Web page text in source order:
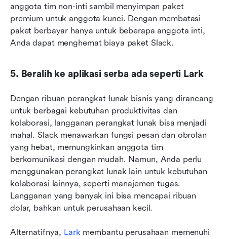
anggota tim non-inti sambil menyimpan paket
premium untuk anggota kunci. Dengan membatasi
paket berbayar hanya untuk beberapa anggota inti,
Anda dapat menghemat biaya paket Slack.
5. Beralih ke aplikasi serba ada seperti Lark
Dengan ribuan perangkat lunak bisnis yang dirancang
untuk berbagai kebutuhan produktivitas dan
kolaborasi, langganan perangkat lunak bisa menjadi
mahal. Slack menawarkan fungsi pesan dan obrolan
yang hebat, memungkinkan anggota tim
berkomunikasi dengan mudah. Namun, Anda perlu
menggunakan perangkat lunak lain untuk kebutuhan
kolaborasi lainnya, seperti manajemen tugas.
Langganan yang banyak ini bisa mencapai ribuan
dolar, bahkan untuk perusahaan kecil.
Alternatifnya, Lark membantu perusahaan memenuhi